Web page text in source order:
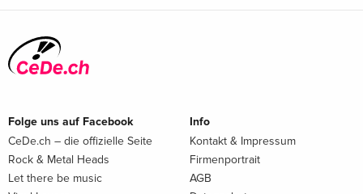
Folge uns auf Facebook
CeDe.ch – die offizielle Seite
Rock & Metal Heads
Let there be music
Info
Kontakt & Impressum
Firmenportrait
AGB